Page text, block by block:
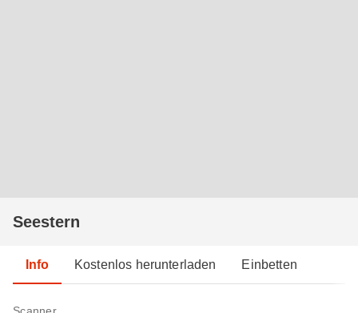
Seestern
Info Kostenlos herunterladen Einbetten